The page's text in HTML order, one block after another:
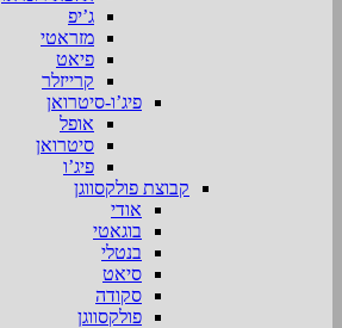
ג’יפ
מזראטי
פיאט
קרייזלר
פיג’ו-סיטרואן
אופל
סיטרואן
פיג’ו
קבוצת פולקסווגן
אודי
בוגאטי
בנטלי
סיאט
סקודה
פולקסווגן